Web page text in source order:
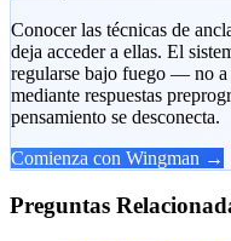
Conocer las técnicas de
deja acceder a ellas. El
regularse bajo fuego — no a
mediante respuestas
pensamiento se desconecta.
Comienza con Wingman →
Preguntas